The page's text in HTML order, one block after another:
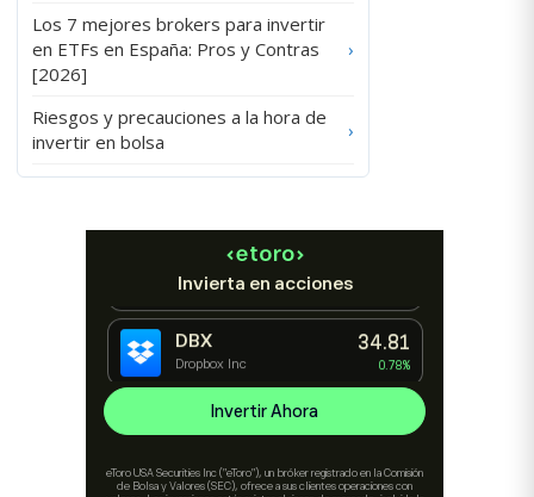
Los 7 mejores brokers para invertir
en ETFs en España: Pros y Contras
[2026]
›
Riesgos y precauciones a la hora de
invertir en bolsa
›